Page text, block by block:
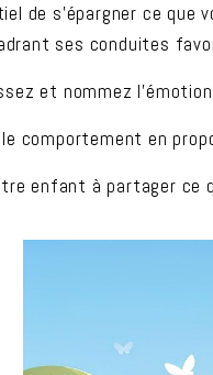
de s’épargner ce
ses conduites
et nommez
comportement en
enfant à partager ce